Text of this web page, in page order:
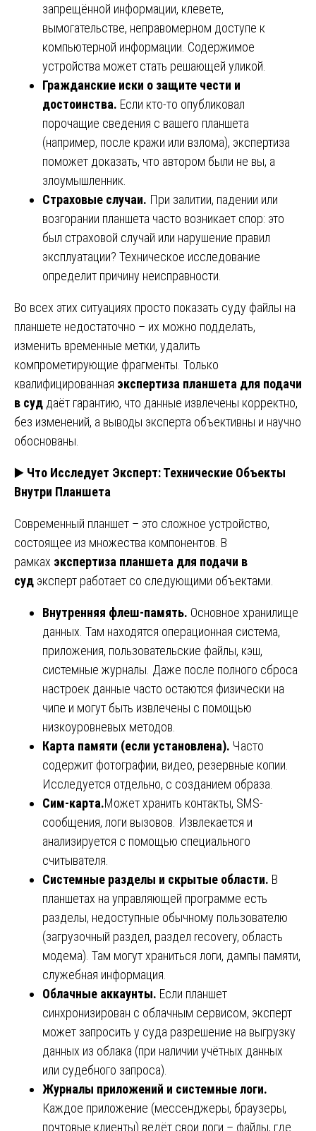
запрещённой информации, клевете,
вымогательстве, неправомерном доступе к
компьютерной информации. Содержимое
устройства может стать решающей уликой.
Гражданские иски о защите чести и
достоинства. Если кто-то опубликовал
порочащие сведения с вашего планшета
(например, после кражи или взлома), экспертиза
поможет доказать, что автором были не вы, а
злоумышленник.
Страховые случаи. При залитии, падении или
возгорании планшета часто возникает спор: это
был страховой случай или нарушение правил
эксплуатации? Техническое исследование
определит причину неисправности.
Во всех этих ситуациях просто показать суду файлы на
планшете недостаточно – их можно подделать,
изменить временные метки, удалить
компрометирующие фрагменты. Только
квалифицированная экспертиза планшета для подачи
в суд даёт гарантию, что данные извлечены корректно,
без изменений, а выводы эксперта объективны и научно
обоснованы.
▶️ Что Исследует Эксперт: Технические Объекты
Внутри Планшета
Современный планшет – это сложное устройство,
состоящее из множества компонентов. В
рамках экспертиза планшета для подачи в
суд эксперт работает со следующими объектами.
Внутренняя флеш-память. Основное хранилище
данных. Там находятся операционная система,
приложения, пользовательские файлы, кэш,
системные журналы. Даже после полного сброса
настроек данные часто остаются физически на
чипе и могут быть извлечены с помощью
низкоуровневых методов.
Карта памяти (если установлена). Часто
содержит фотографии, видео, резервные копии.
Исследуется отдельно, с созданием образа.
Сим-карта.Может хранить контакты, SMS-
сообщения, логи вызовов. Извлекается и
анализируется с помощью специального
считывателя.
Системные разделы и скрытые области. В
планшетах на управляющей программе есть
разделы, недоступные обычному пользователю
(загрузочный раздел, раздел recovery, область
модема). Там могут храниться логи, дампы памяти,
служебная информация.
Облачные аккаунты. Если планшет
синхронизирован с облачным сервисом, эксперт
может запросить у суда разрешение на выгрузку
данных из облака (при наличии учётных данных
или судебного запроса).
Журналы приложений и системные логи.
Каждое приложение (мессенджеры, браузеры,
почтовые клиенты) ведёт свои логи – файлы, где